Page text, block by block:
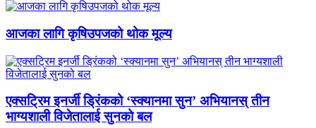
आजका लागि कृषिउपजको थोक मूल्य
एक्सट्रिम इनर्जी ड्रिंकको ‘स्क्यानमा सुन’ अभियानस् तीन
भाग्यशाली विजेतालाई सुनको बल